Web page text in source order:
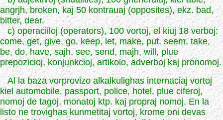
angrjh, broken, kaj 50 kontrauaj (opposites), ekz. bad,
bitter, dear.
c) operaciiloj (operators), 100 vortoj, el kiuj 18 verboj:
come, get, give, go, keep, let, make, put, seem, take,
be, do, have, sajh, see, send, majh, will, plue
prepozicioj, konjunkcioj, artikolo, adverboj kaj pronomoj.
Al la baza vorprovizo alkalkulighas internaciaj vortoj
kiel automobile, passport, police, hotel, plue ciferoj,
nomoj de tagoj, monatoj ktp. kaj propraj nomoj. En la
listo ne trovighas kunmetitaj vortoj, krome oni devas